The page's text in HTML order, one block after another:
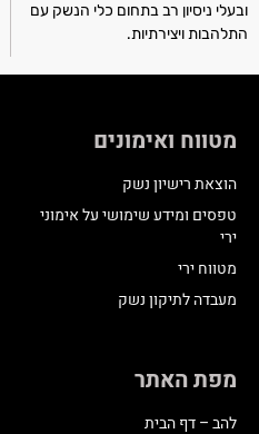
ובעלי ניסיון רב בתחום כלי הנשק עם
התלהבות ויצירתיות.
מטווח ואימונים
הוצאת רישיון נשק
טפסים ומידע שימושי על אימוני
ירי
מטווח ירי
מעבדה לתיקון נשק
מפת האתר
להב – דף הבית